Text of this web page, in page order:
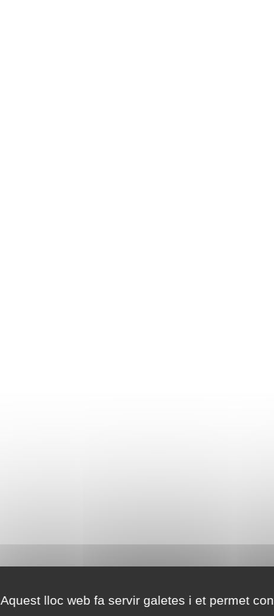
Aquest lloc web fa servir galetes i et permet